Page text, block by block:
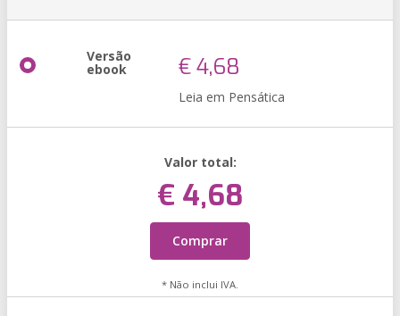
Versão
ebook € 4,68
Leia em Pensática
Valor total:
€ 4,68
Comprar
* Não inclui IVA.